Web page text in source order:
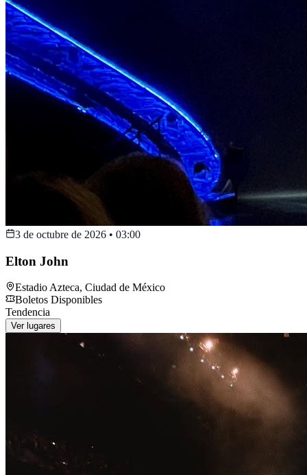
3 de octubre de 2026 • 03:00
Elton John
Estadio Azteca, Ciudad de México
Boletos Disponibles
Tendencia
Ver lugares